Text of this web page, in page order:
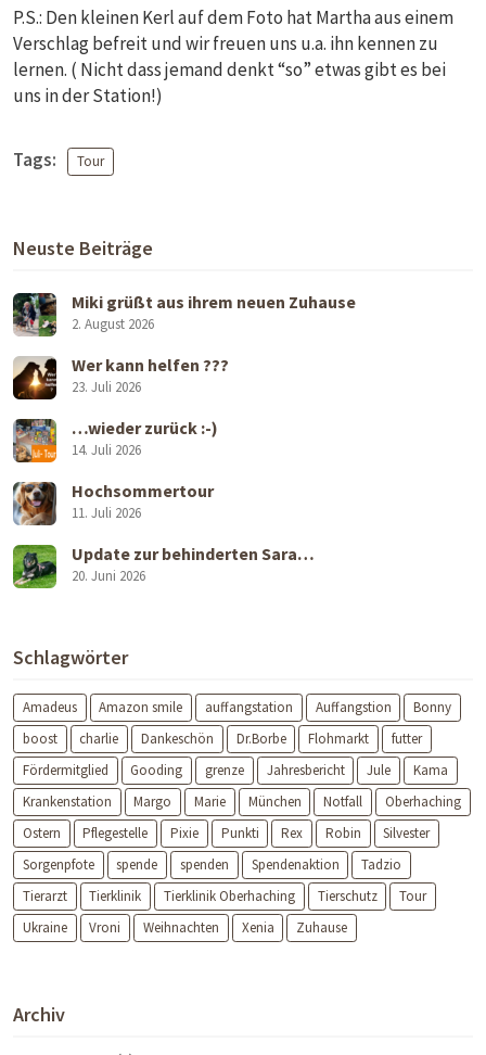
P.S.: Den kleinen Kerl auf dem Foto hat Martha aus einem
Verschlag befreit und wir freuen uns u.a. ihn kennen zu
lernen. ( Nicht dass jemand denkt “so” etwas gibt es bei
uns in der Station!)
Tags: Tour
Neuste Beiträge
Miki grüßt aus ihrem neuen Zuhause
2. August 2026
Wer kann helfen ???
23. Juli 2026
…wieder zurück :-)
14. Juli 2026
Hochsommertour
11. Juli 2026
Update zur behinderten Sara…
20. Juni 2026
Schlagwörter
Amadeus Amazon smile auffangstation Auffangstion
Bonny
boost
charlie Dankeschön Dr.Borbe Flohmarkt
futter
Fördermitglied
Gooding grenze Jahresbericht Jule
Kama
Krankenstation
Margo Marie München Notfall
Oberhaching
Ostern
Pflegestelle Pixie Punkti Rex Robin
Silvester
Sorgenpfote
spende spenden Spendenaktion
Tadzio
Tierarzt
Tierklinik Tierklinik Oberhaching Tierschutz
Tour
Ukraine
Vroni Weihnachten Xenia Zuhause
Archiv